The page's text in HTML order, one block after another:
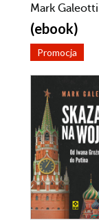
Mark Galeotti
(ebook)
Promocja